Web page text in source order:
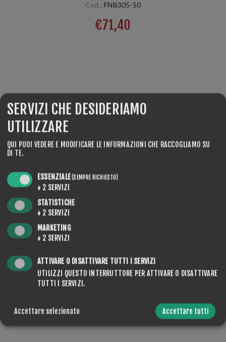
Cod.: FNB305-50
€71,40
GRAMMI *
QUANTITÀ:
CONDIVIDERE:
SERVIZI CHE DESIDERIAMO
UTILIZZARE
QUI PUOI VEDERE E MODIFICARE LE INFORMAZIONI CHE RACCOGLIAMO SU
DI TE.
ESSENZIALE(SEMPRE RICHIESTO)
↓ 2 SERVIZI
STATISTICHE
↓ 2 SERVIZI
MARKETING
↓ 2 SERVIZI
ATTIVARE O DISATTIVARE TUTTI I SERVIZI
UTILIZZI QUESTO INTERRUTTORE PER ATTIVARE O DISATTIVARE
TUTTI I SERVIZI.
Accettare selezionato Accettare tutti